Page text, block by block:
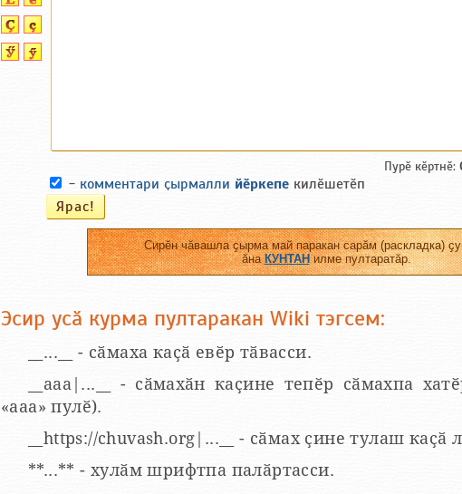
Пурӗ кӗртнӗ:
- комментари ҫырмалли йӗркепе килӗшетӗп
Сирӗн чӑвашла ҫырма май паракан сарӑм (раскладка)
ӑнаКУНТАНилме пултаратӑр.
Эсир усӑ курма пултаракан Wiki тэгсем:
__...__ - сӑмаха каҫӑ евӗр тӑвасси.
__aaa|...__ - сӑмахӑн каҫине тепӗр сӑмахпа
«ааа» пулӗ).
__https://chuvash.org|...__ - сӑмах ҫине тулаш каҫӑ
**...** - хулӑм шрифтпа палӑртасси.